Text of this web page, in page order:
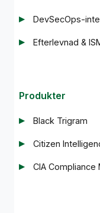
DevSecOps-
Efterlevnad &
Produkter
Black Trigram
Citizen
CIA Compliance